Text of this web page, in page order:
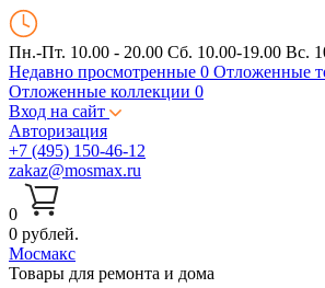
Пн.-Пт. 10.00 - 20.00 Сб. 10.00-19.00 Вс.
Недавно просмотренные 0 Отложенные
Отложенные коллекции 0
Вход на сайт
Авторизация
+7 (495) 150-46-12
zakaz@mosmax.ru
0
0 рублей.
Мосмакс
Товары для ремонта и дома